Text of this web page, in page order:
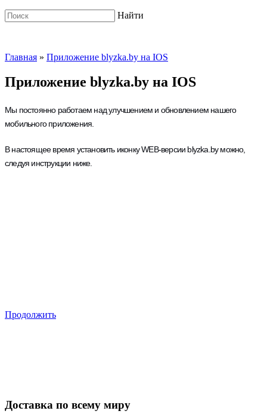
Найти
Главная » Приложение blyzka.by на IOS
Приложение blyzka.by на IOS
Мы постоянно работаем над улучшением и обновлением нашего
мобильного приложения.
В настоящее время установить иконку WEB-версии blyzka.by можно,
следуя инструкции ниже.
Продолжить
Доставка по всему миру